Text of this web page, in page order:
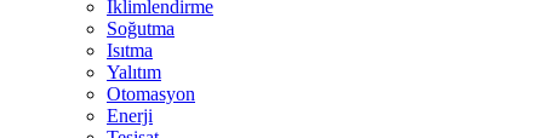
İklimlendirme
Soğutma
Isıtma
Yalıtım
Otomasyon
Enerji